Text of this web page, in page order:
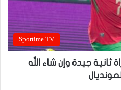
Sportime TV
ثانية جيدة وإن شاء الله